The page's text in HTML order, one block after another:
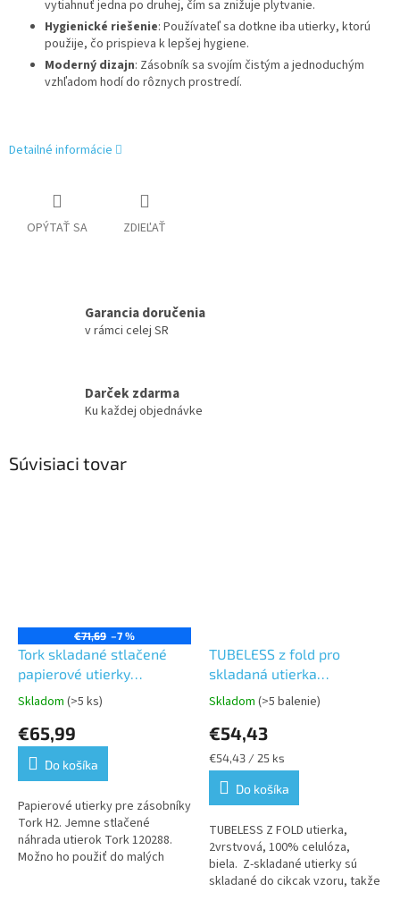
vytiahnuť jedna po druhej, čím sa znižuje plytvanie.
Hygienické riešenie: Používateľ sa dotkne iba utierky, ktorú
použije, čo prispieva k lepšej hygiene.
Moderný dizajn: Zásobník sa svojím čistým a jednoduchým
vzhľadom hodí do rôznych prostredí.
Detailné informácie
OPÝTAŤ SA ZDIEĽAŤ
Garancia doručenia
v rámci celej SR
Darček zdarma
Ku každej objednávke
Súvisiaci tovar
€71,69 –7 %
Tork skladané stlačené
papierové utierky
Interfold/Multifold,
Advanced, jemné, biele,2
vrstvy,2400 ks v
kartóne,12 balíkov po
200ks-H2
Priemerné
produktu
5,0
5
hviezdičiek.
Skladom (>5 ks)
€65,99
Do košíka
Papierové utierky pre zásobníky
Tork H2. Jemne stlačené
náhrada utierok Tork 120288.
Možno ho použiť do malých
TUBELESS z fold pro
skladaná utierka
2vrst.4250ks/kart. H2
Priemerné
produktu
je
5,0
5
hviezdičiek.
Skladom (>5 balenie)
€54,43
Jednotková
cena:
€54,43 / 25 ks
Do košíka
TUBELESS Z FOLD utierka,
2vrstvová, 100% celulóza,
biela. Z-skladané utierky sú
skladané do cikcak vzoru, takže